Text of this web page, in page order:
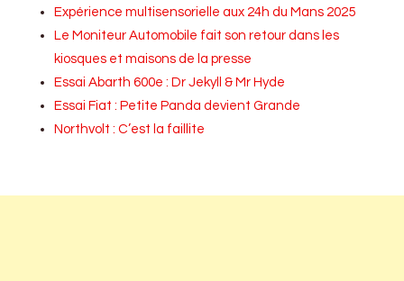
Expérience multisensorielle aux 24h du Mans 2025
Le Moniteur Automobile fait son retour dans les
kiosques et maisons de la presse
Essai Abarth 600e : Dr Jekyll & Mr Hyde
Essai Fiat : Petite Panda devient Grande
Northvolt : C’est la faillite